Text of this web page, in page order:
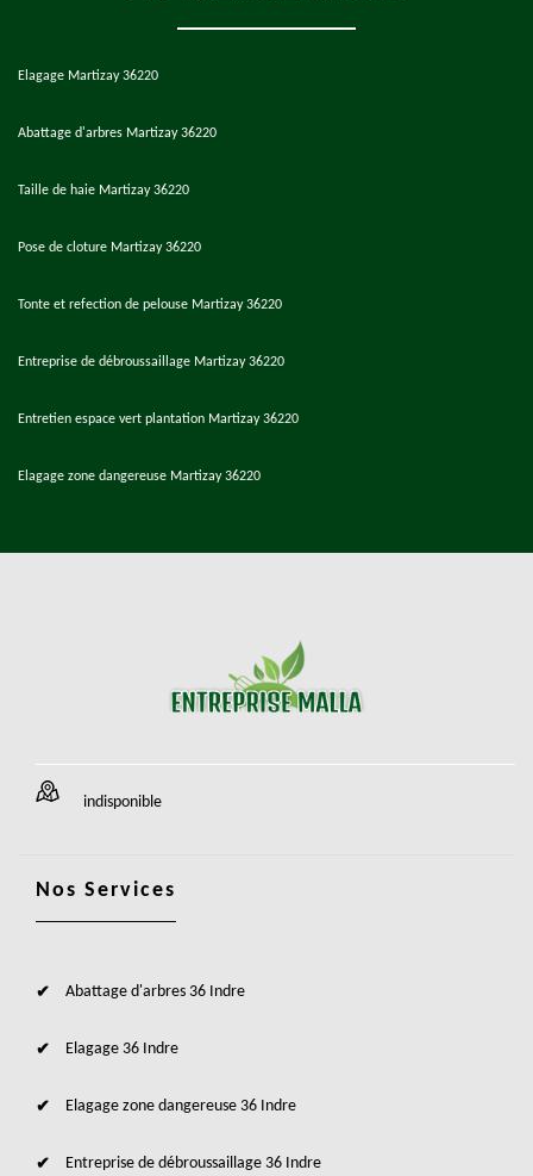
Elagage Martizay 36220
Abattage d'arbres Martizay 36220
Taille de haie Martizay 36220
Pose de cloture Martizay 36220
Tonte et refection de pelouse Martizay 36220
Entreprise de débroussaillage Martizay 36220
Entretien espace vert plantation Martizay 36220
Elagage zone dangereuse Martizay 36220
indisponible
Nos Services
Abattage d'arbres 36 Indre
Elagage 36 Indre
Elagage zone dangereuse 36 Indre
Entreprise de débroussaillage 36 Indre